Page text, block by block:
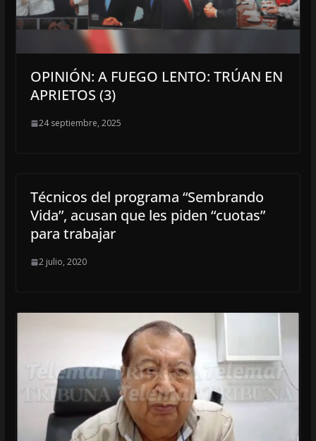
OPINIÓN: A FUEGO LENTO: TRÚAN EN
APRIETOS (3)
24 septiembre, 2025
Técnicos del programa “Sembrando
Vida”, acusan que les piden “cuotas”
para trabajar
2 julio, 2020